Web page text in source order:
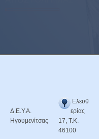
Δ.Ε.Υ.Α.
Ηγουμενίτσας
Ελευθ
ερίας
17, Τ.Κ.
46100